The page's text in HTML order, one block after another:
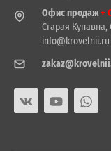
Офис продаж+
Старая Купавна,
info@krovelnii.ru